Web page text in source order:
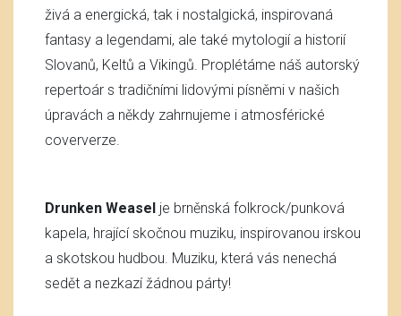
živá a energická, tak i nostalgická, inspirovaná
fantasy a legendami, ale také mytologií a historií
Slovanů, Keltů a Vikingů. Proplétáme náš autorský
repertoár s tradičními lidovými písněmi v našich
úpravách a někdy zahrnujeme i atmosférické
coververze.
Drunken Weasel je brněnská folkrock/punková
kapela, hrající skočnou muziku, inspirovanou irskou
a skotskou hudbou. Muziku, která vás nenechá
sedět a nezkazí žádnou párty!